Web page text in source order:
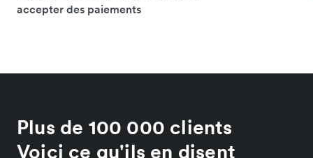
accepter des paiements
Plus de 100 000 clients
Voici ce qu'ils en disent